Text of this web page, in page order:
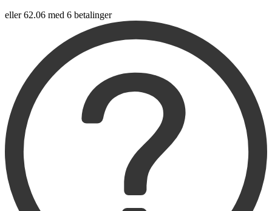
eller 62.06 med 6 betalinger